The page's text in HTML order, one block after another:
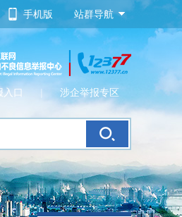
站群导航
手机版
入口 | 涉企举报专区